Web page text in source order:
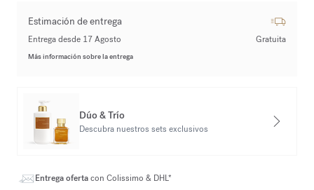
Estimación de entrega
Entrega desde 17 Agosto Gratuita
Más información sobre la entrega
Dúo & Trío
Descubra nuestros sets exclusivos
Entrega ofertacon Colissimo & DHL*